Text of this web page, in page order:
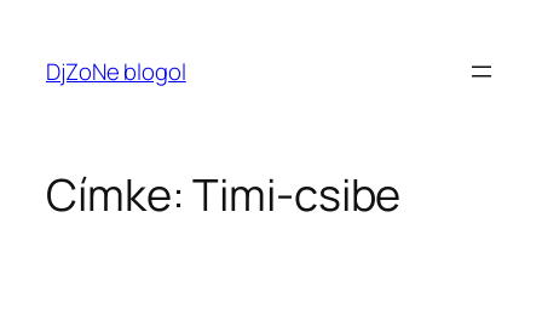
tartalomhoz
DjZoNe blogol
Címke:Timi-csibe